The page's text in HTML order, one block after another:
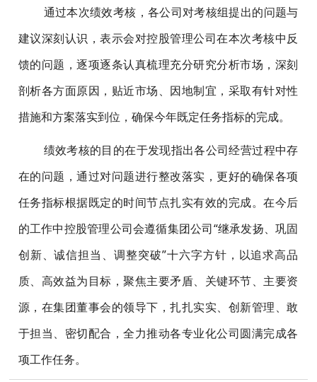
通过本次绩效考核，各公司对考核组提出的问题与
建议深刻认识，表示会对控股管理公司在本次考核中反
馈的问题，逐项逐条认真梳理充分研究分析市场，深刻
剖析各方面原因，贴近市场、因地制宜，采取有针对性
措施和方案落实到位，确保今年既定任务指标的完成。
绩效考核的目的在于发现指出各公司经营过程中存
在的问题，通过对问题进行整改落实，更好的确保各项
任务指标根据既定的时间节点扎实有效的完成。在今后
的工作中控股管理公司会遵循集团公司“继承发扬、巩固
创新、诚信担当、调整突破”十六字方针，以追求高品
质、高效益为目标，聚焦主要矛盾、关键环节、主要资
源，在集团董事会的领导下，扎扎实实、创新管理、敢
于担当、密切配合，全力推动各专业化公司圆满完成各
项工作任务。